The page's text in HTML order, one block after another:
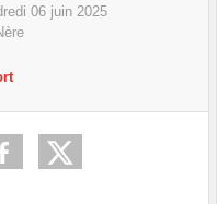
06 juin 2025